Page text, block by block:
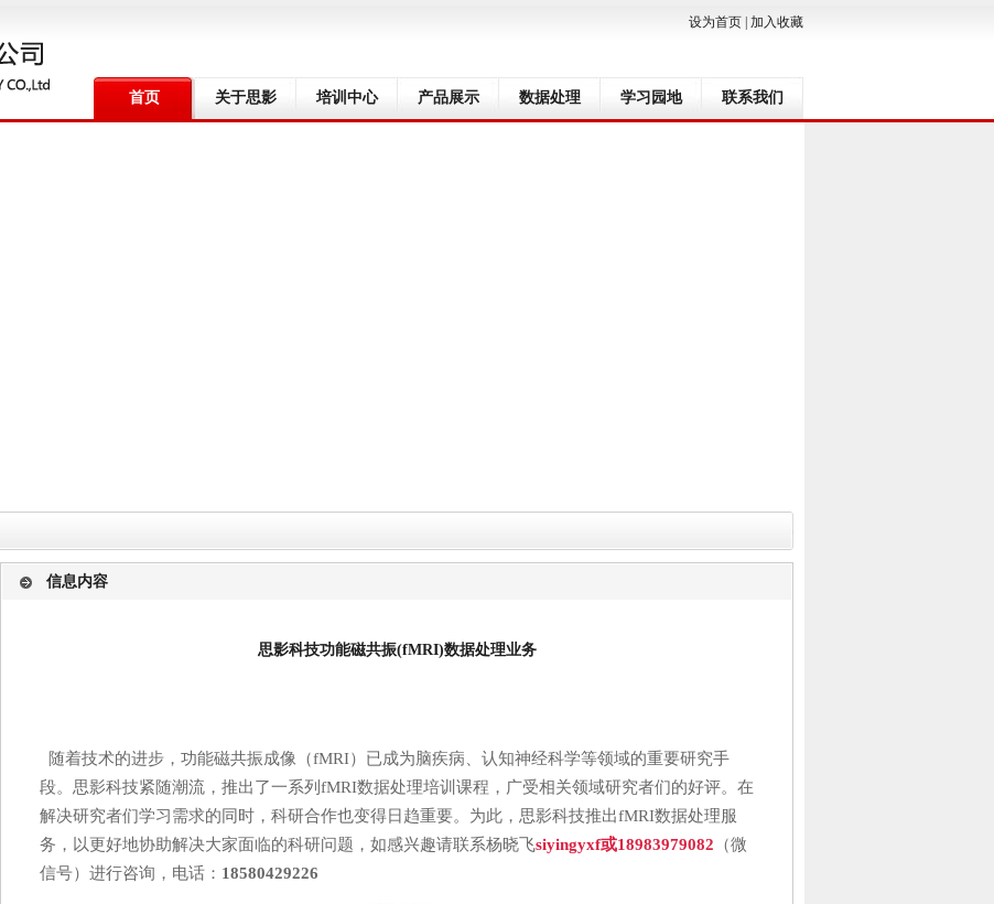
设为首页 加入收藏
首页 关于思影 培训中心 产品展示 数据处理 学习园地 联系我们
信息内容
思影科技功能磁共振(fMRI)数据处理业务
随着技术的进步，功能磁共振成像（fMRI）已成为脑疾病、认知神经科学等领域的重要研究手
段。思影科技紧随潮流，推出了一系列fMRI数据处理培训课程，广受相关领域研究者们的好评。在
解决研究者们学习需求的同时，科研合作也变得日趋重要。为此，思影科技推出fMRI数据处理服
务，以更好地协助解决大家面临的科研问题，如感兴趣请联系杨晓飞siyingyxf或18983979082 （微
信号）进行咨询，电话： 18580429226